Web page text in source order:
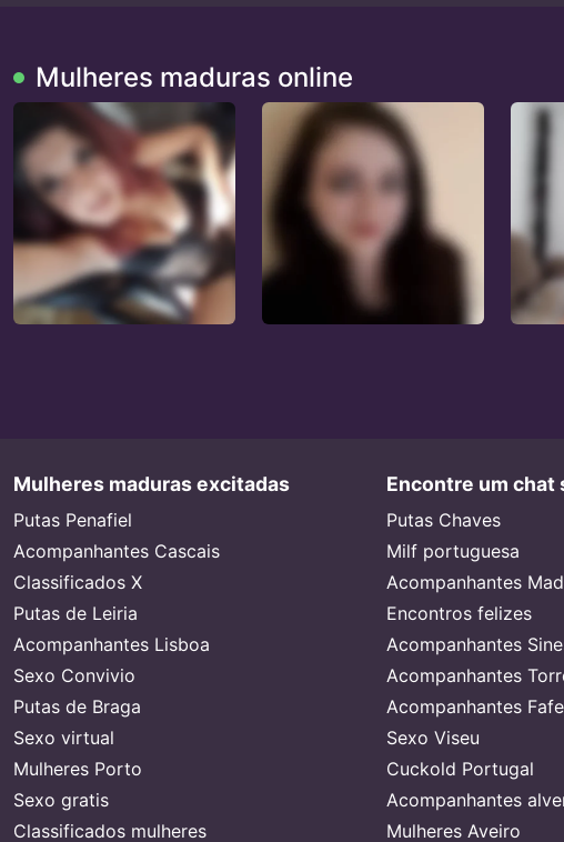
Mulheres maduras online
Mulheres maduras excitadas
Putas Penafiel
Acompanhantes Cascais
Classificados X
Putas de Leiria
Acompanhantes Lisboa
Sexo Convivio
Putas de Braga
Sexo virtual
Mulheres Porto
Sexo gratis
Classificados mulheres
Encontre um chat
Putas Chaves
Milf portuguesa
Acompanhantes
Encontros felizes
Acompanhantes
Acompanhantes
Acompanhantes Fafe
Sexo Viseu
Cuckold Portugal
Acompanhantes
Mulheres Aveiro